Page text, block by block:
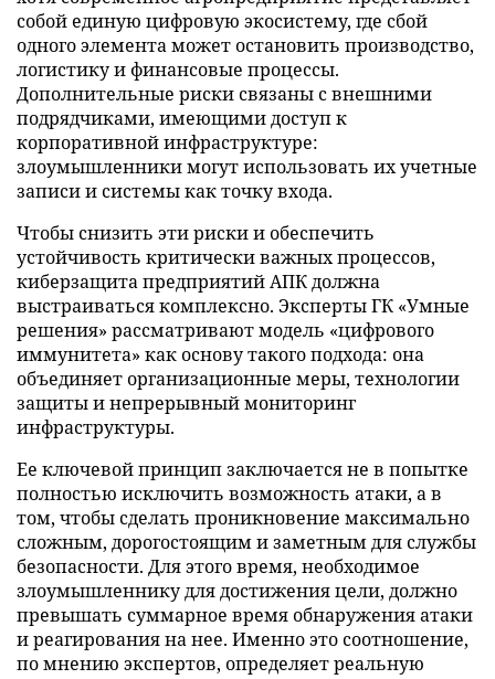
собой единую цифровую экосистему, где сбой
одного элемента может остановить производство,
логистику и финансовые процессы.
Дополнительные риски связаны с внешними
подрядчиками, имеющими доступ к
корпоративной инфраструктуре:
злоумышленники могут использовать их учетные
записи и системы как точку входа.
Чтобы снизить эти риски и обеспечить
устойчивость критически важных процессов,
киберзащита предприятий АПК должна
выстраиваться комплексно. Эксперты ГК «Умные
решения» рассматривают модель «цифрового
иммунитета» как основу такого подхода: она
объединяет организационные меры, технологии
защиты и непрерывный мониторинг
инфраструктуры.
Ее ключевой принцип заключается не в попытке
полностью исключить возможность атаки, а в
том, чтобы сделать проникновение максимально
сложным, дорогостоящим и заметным для службы
безопасности. Для этого время, необходимое
злоумышленнику для достижения цели, должно
превышать суммарное время обнаружения атаки
и реагирования на нее. Именно это соотношение,
по мнению экспертов, определяет реальную